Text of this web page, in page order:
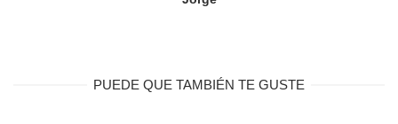
PUEDE QUE TAMBIÉN TE GUSTE